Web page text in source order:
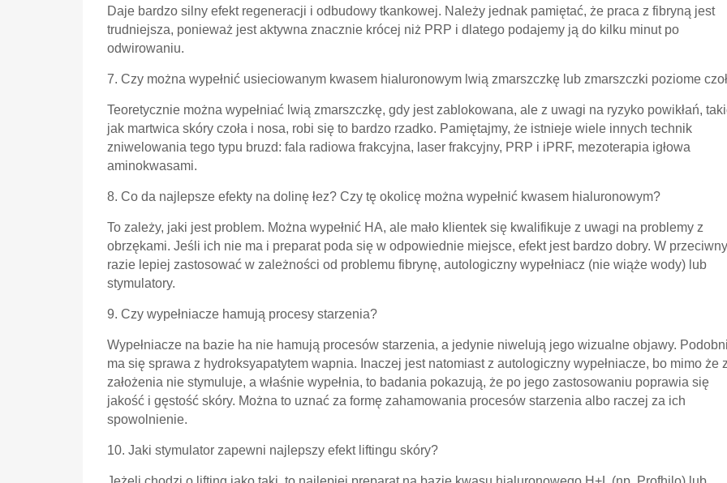
Daje bardzo silny efekt regeneracji i odbudowy tkankowej. Należy jednak pamiętać, że praca z fibryną jest
trudniejsza, ponieważ jest aktywna znacznie krócej niż PRP i dlatego podajemy ją do kilku minut po
odwirowaniu.
7. Czy można wypełnić usieciowanym kwasem hialuronowym lwią zmarszczkę lub zmarszczki poziome
Teoretycznie można wypełniać lwią zmarszczkę, gdy jest zablokowana, ale z uwagi na ryzyko powikłań,
jak martwica skóry czoła i nosa, robi się to bardzo rzadko. Pamiętajmy, że istnieje wiele innych technik
zniwelowania tego typu bruzd: fala radiowa frakcyjna, laser frakcyjny, PRP i iPRF, mezoterapia igłowa
aminokwasami.
8. Co da najlepsze efekty na dolinę łez? Czy tę okolicę można wypełnić kwasem hialuronowym?
To zależy, jaki jest problem. Można wypełnić HA, ale mało klientek się kwalifikuje z uwagi na problemy z
obrzękami. Jeśli ich nie ma i preparat poda się w odpowiednie miejsce, efekt jest bardzo dobry. W
razie lepiej zastosować w zależności od problemu fibrynę, autologiczny wypełniacz (nie wiąże wody) lub
stymulatory.
9. Czy wypełniacze hamują procesy starzenia?
Wypełniacze na bazie ha nie hamują procesów starzenia, a jedynie niwelują jego wizualne objawy.
ma się sprawa z hydroksyapatytem wapnia. Inaczej jest natomiast z autologiczny wypełniacze, bo mimo że z
założenia nie stymuluje, a właśnie wypełnia, to badania pokazują, że po jego zastosowaniu poprawia się
jakość i gęstość skóry. Można to uznać za formę zahamowania procesów starzenia albo raczej za ich
spowolnienie.
10. Jaki stymulator zapewni najlepszy efekt liftingu skóry?